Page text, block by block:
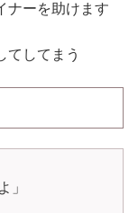
ナーを助けます
てしてまう
」